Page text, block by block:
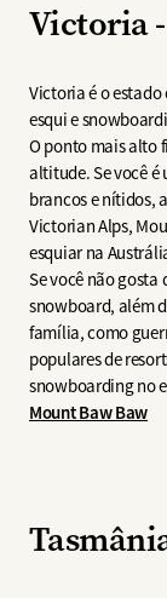
Victoria
Victoria é o
esqui e
O ponto mais alto
altitude. Se você é
brancos e nítidos,
Victorian Alps,
esquiar na
Se você não gosta
snowboard, além
família, como
populares de
snowboarding no
Mount Baw Baw